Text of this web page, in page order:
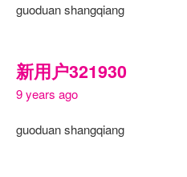
guoduan shangqiang
新用户321930
9 years ago
guoduan shangqiang